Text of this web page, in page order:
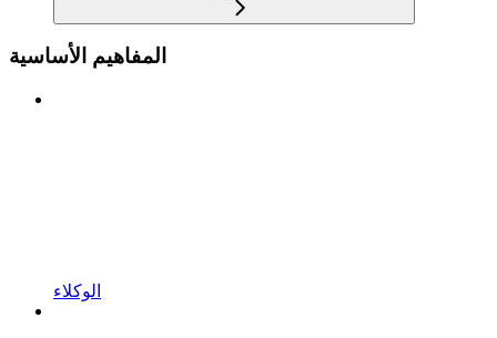
المفاهيم الأساسية
الوكلاء